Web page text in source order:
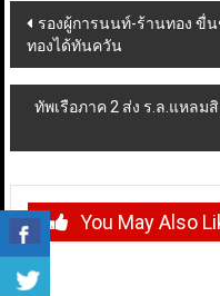
Post
navigation
รองผู้การนนท์-ร้านทอง ขื่
ทองได้ทันควัน
ทัพเรือภาค 2 ส่ง ร.ล.แหล
You May Also